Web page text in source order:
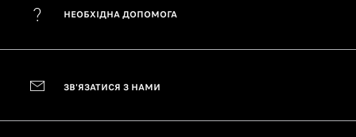
НЕОБХІДНА ДОПОМОГА
ЗВ'ЯЗАТИСЯ З НАМИ